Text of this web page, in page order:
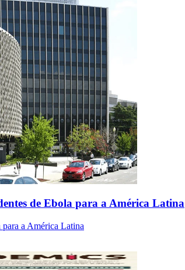
de Ebola para a América Latina
a América Latina